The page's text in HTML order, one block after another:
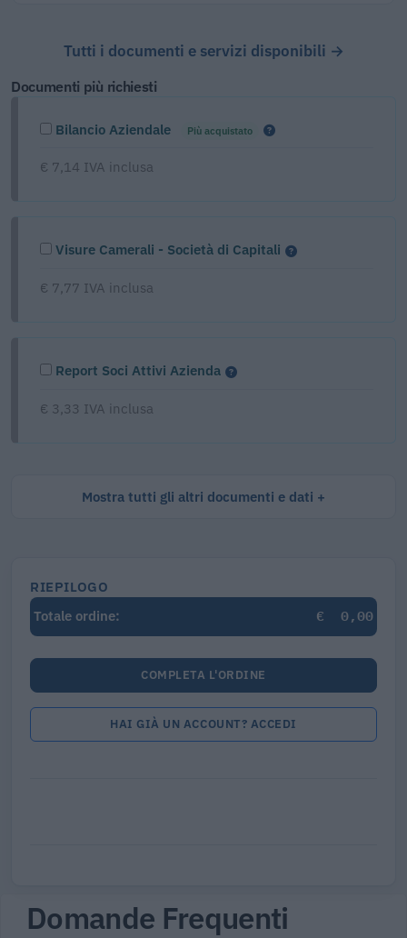
Tutti i documenti e servizi disponibili →
Documenti più richiesti
Bilancio Aziendale Più acquistato
€ 7,14 IVA inclusa
Visure Camerali - Società di Capitali
€ 7,77 IVA inclusa
Report Soci Attivi Azienda
€ 3,33 IVA inclusa
Mostra tutti gli altri documenti e dati
RIEPILOGO
Totale ordine:
€ 0,00
COMPLETA L'ORDINE
HAI GIÀ UN ACCOUNT? ACCEDI
Domande Frequenti